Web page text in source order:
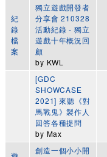
紀
錄
檔
案
獨立遊戲開發者
分享會 210328
活動紀錄 - 獨立
遊戲十年概況回
顧
by KWL
[GDC
SHOWCASE
2021] 來聽《對
馬戰鬼》製作人
回答各種提問
by Max
創造一個小小開